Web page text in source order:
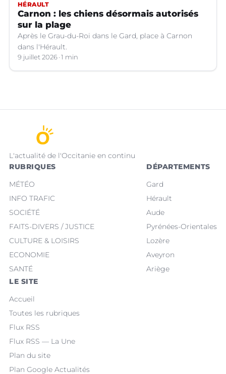
HÉRAULT
Carnon : les chiens désormais autorisés
sur la plage
Après le Grau-du-Roi dans le Gard, place à Carnon
dans l'Hérault.
9 juillet 2026 1 min
L'actualité de l'Occitanie en continu
RUBRIQUES
MÉTÉO
INFO TRAFIC
SOCIÉTÉ
FAITS-DIVERS / JUSTICE
CULTURE & LOISIRS
ECONOMIE
SANTÉ
DÉPARTEMENTS
Gard
Hérault
Aude
Pyrénées-Orientales
Lozère
Aveyron
Ariège
LE SITE
Accueil
Toutes les rubriques
Flux RSS
Flux RSS — La Une
Plan du site
Plan Google Actualités